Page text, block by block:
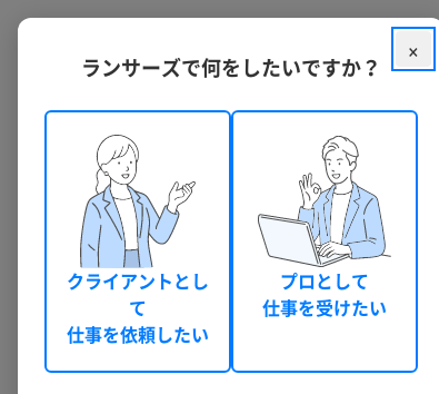
クラウドソーシング ランサーズ パッケージを探す オーダ
オーダーメイドの依頼・発注・
オーダーメイドに関する依頼相談・無料見積もりがで
見積もりから納品までの流れ
48件のうち 1 - 48 件表示
×
ランサーズで何をしたいですか？
クライアントとし
て
仕事を依頼したい
プロとして
仕事を受けたい